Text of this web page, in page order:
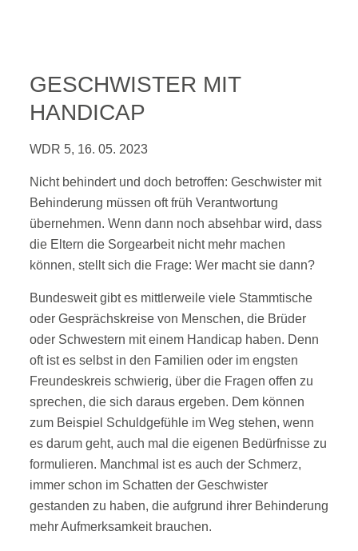
GESCHWISTER MIT
HANDICAP
WDR 5, 16. 05. 2023
Nicht behindert und doch betroffen: Geschwister mit
Behinderung müssen oft früh Verantwortung
übernehmen. Wenn dann noch absehbar wird, dass
die Eltern die Sorgearbeit nicht mehr machen
können, stellt sich die Frage: Wer macht sie dann?
Bundesweit gibt es mittlerweile viele Stammtische
oder Gesprächskreise von Menschen, die Brüder
oder Schwestern mit einem Handicap haben. Denn
oft ist es selbst in den Familien oder im engsten
Freundeskreis schwierig, über die Fragen offen zu
sprechen, die sich daraus ergeben. Dem können
zum Beispiel Schuldgefühle im Weg stehen, wenn
es darum geht, auch mal die eigenen Bedürfnisse zu
formulieren. Manchmal ist es auch der Schmerz,
immer schon im Schatten der Geschwister
gestanden zu haben, die aufgrund ihrer Behinderung
mehr Aufmerksamkeit brauchen.